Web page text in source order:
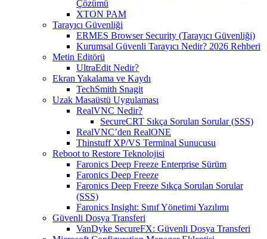
Çözümü
XTON PAM
Tarayıcı Güvenliği
ERMES Browser Security (Tarayıcı Güvenliği)
Kurumsal Güvenli Tarayıcı Nedir? 2026 Rehberi
Metin Editörü
UltraEdit Nedir?
Ekran Yakalama ve Kaydı
TechSmith Snagit
Uzak Masaüstü Uygulaması
RealVNC Nedir?
SecureCRT Sıkça Sorulan Sorular (SSS)
RealVNC’den RealONE
Thinstuff XP/VS Terminal Sunucusu
Reboot to Restore Teknolojisi
Faronics Deep Freeze Enterprise Sürüm
Faronics Deep Freeze
Faronics Deep Freeze Sıkça Sorulan Sorular
(SSS)
Faronics Insight: Sınıf Yönetimi Yazılımı
Güvenli Dosya Transferi
VanDyke SecureFX: Güvenli Dosya Transferi